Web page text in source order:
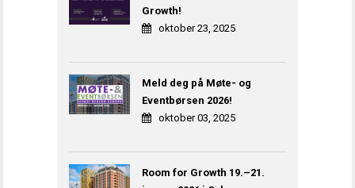
Growth!
oktober 23, 2025
Meld deg på Møte- og
Eventbørsen 2026!
oktober 03, 2025
Room for Growth 19.–21.